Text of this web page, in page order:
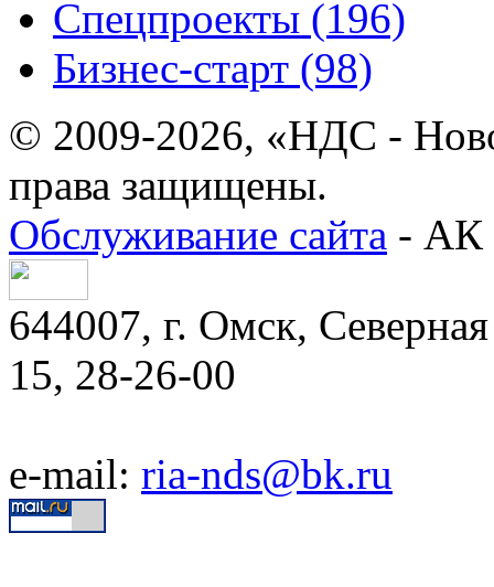
Спецпроекты (196)
Бизнес-старт (98)
© 2009-2026, «НДС -
права защищены.
Обслуживание сайта - АК
644007, г. Омск,
15, 28-26-00
e-mail: ria-nds@bk.ru